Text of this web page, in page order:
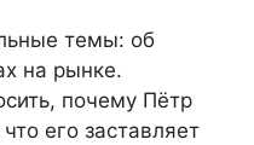
темы: об
на рынке.
почему Пётр
его заставляет